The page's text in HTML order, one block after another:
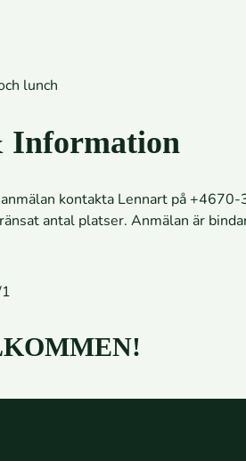
lunch
Information
kontakta Lennart på
antal platser. Anmälan är